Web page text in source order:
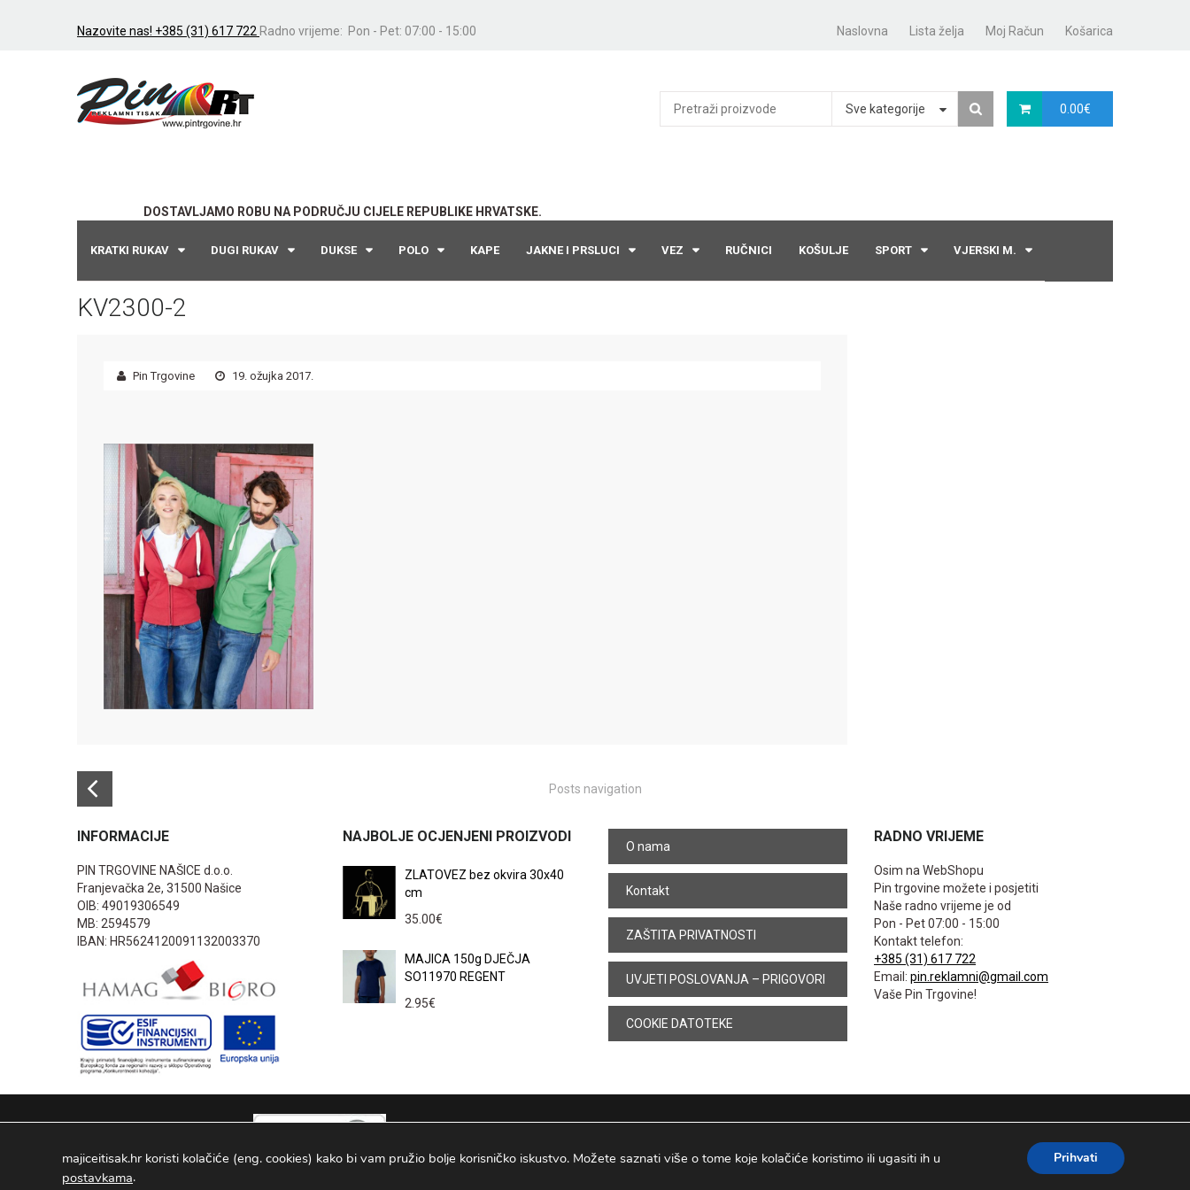
Nazovite nas! +385 (31) 617 722 Radno vrijeme: Pon - Pet: 07:00 - 15:00 Naslovna Lista želja Moj Račun Košarica
DOSTAVLJAMO ROBU NA PODRUČJU CIJELE REPUBLIKE HRVATSKE.
0.00€
Sve kategorije
KRATKI RUKAV DUGI RUKAV DUKSE POLO KAPE JAKNE I PRSLUCI VEZ RUČNICI KOŠULJE SPORT VJERSKI M.
KV2300-2
Pin Trgovine 19. ožujka 2017.
Posts navigation
INFORMACIJE
PIN TRGOVINE NAŠICE d.o.o.
Franjevačka 2e, 31500 Našice
OIB: 49019306549
MB: 2594579
IBAN: HR5624120091132003370
NAJBOLJE OCJENJENI PROIZVODI
ZLATOVEZ bez okvira 30x40
cm
35.00€
MAJICA 150g DJEČJA
SO11970 REGENT
2.95€
O nama
Kontakt
ZAŠTITA PRIVATNOSTI
UVJETI POSLOVANJA – PRIGOVORI
COOKIE DATOTEKE
RADNO VRIJEME
Osim na WebShopu
Pin trgovine možete i posjetiti
Naše radno vrijeme je od
Pon - Pet 07:00 - 15:00
Kontakt telefon:
+385 (31) 617 722
Email: pin.reklamni@gmail.com
Vaše Pin Trgovine!
PIN TRGOVINE
majiceitisak.hr koristi kolačiće (eng. cookies) kako bi vam pružio bolje korisničko iskustvo. Možete saznati više o tome koje kolačiće koristimo ili ugasiti ih u
postavkama.
Prihvati